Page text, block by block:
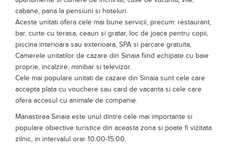
apartamente si camere de inchiriat, case de vacanta, vile,
cabane, pana la pensiuni si hoteluri.
Aceste unitati ofera cele mai bune servicii, precum: restaurant,
bar, curte cu terasa, ceaun si gratar, loc de joaca pentru copii,
piscina interioara sau exterioara, SPA si parcare gratuita,
Camerele unitatilor de cazare din Sinaia fiind echipate cu baie
proprie, incalzire, minibar si televizor.
Cele mai populare unitati de cazare din Sinaia sunt cele care
accepta plata cu vouchere sau card de vacanta si cele care
ofera accesul cu animale de companie.
Manastirea Sinaia este unul dintre cele mai importante si
populare obiective turistice din aceasta zona si poate fi vizitata